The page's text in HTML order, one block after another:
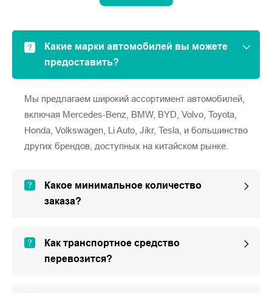
Какие марки автомобилей вы можете
предоставить?
Мы предлагаем широкий ассортимент автомобилей,
включая Mercedes-Benz, BMW, BYD, Volvo, Toyota,
Honda, Volkswagen, Li Auto, Jikr, Tesla, и большинство
других брендов, доступных на китайском рынке.
Какое минимальное количество
заказа?
Как транспортное средство
перевозится?